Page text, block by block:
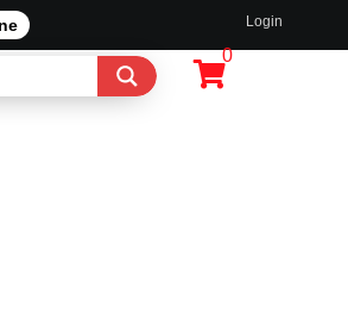
Login
0